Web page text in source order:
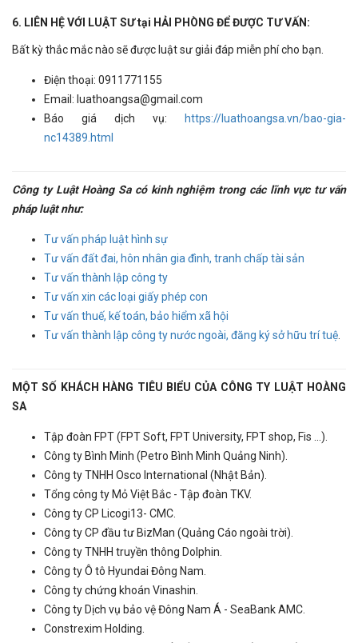
6. LIÊN HỆ VỚI LUẬT SƯ tại HẢI PHÒNG ĐỂ ĐƯỢC TƯ VẤN:
Bất kỳ thắc mắc nào sẽ được luật sư giải đáp miễn phí cho bạn.
Điện thoại: 0911771155
Email: luathoangsa@gmail.com
Báo giá dịch vụ:
https://luathoangsa.vn/bao-gia-
nc14389.html
Công ty Luật Hoàng Sa có kinh nghiệm trong các lĩnh vực tư vấn
pháp luật như:
Tư vấn pháp luật hình sự
Tư vấn đất đai, hôn nhân gia đình, tranh chấp tài sản
Tư vấn thành lập công ty
Tư vấn xin các loại giấy phép con
Tư vấn thuế, kế toán, bảo hiểm xã hội
Tư vấn thành lập công ty nước ngoài, đăng ký sở hữu trí tuệ
MỘT SỐ KHÁCH HÀNG TIÊU BIỂU CỦA CÔNG TY LUẬT HOÀNG
SA
Tập đoàn FPT (FPT Soft, FPT University, FPT shop, Fis ...).
Công ty Bình Minh (Petro Bình Minh Quảng Ninh).
Công ty TNHH Osco International (Nhật Bản).
Tổng công ty Mỏ Việt Bắc - Tập đoàn TKV.
Công ty CP Licogi13- CMC.
Công ty CP đầu tư BizMan (Quảng Cáo ngoài trời).
Công ty TNHH truyền thông Dolphin.
Công ty Ô tô Hyundai Đông Nam.
Công ty chứng khoán Vinashin.
Công ty Dịch vụ bảo vệ Đông Nam Á - SeaBank AMC.
Constrexim Holding.